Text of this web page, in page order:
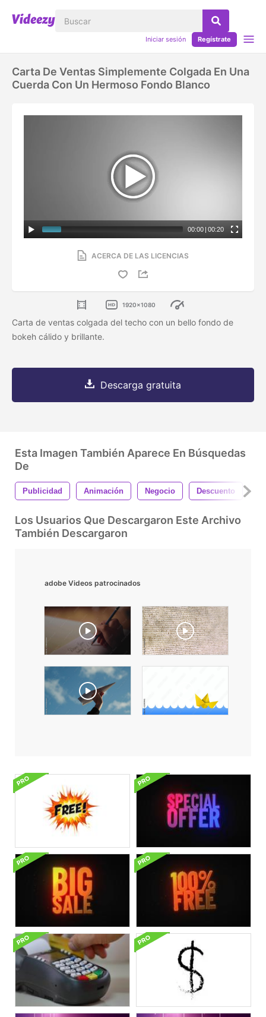
Iniciar sesión Regístrate
Carta De Ventas Simplemente Colgada En Una
Cuerda Con Un Hermoso Fondo Blanco
00:00 | 00:20
ACERCA DE LAS LICENCIAS
1920x1080
Carta de ventas colgada del techo con un bello fondo de
bokeh cálido y brillante.
Descarga gratuita
Esta Imagen También Aparece En Búsquedas
De
Publicidad Animación Negocio Descuento
Los Usuarios Que Descargaron Este Archivo
También Descargaron
adobe Videos patrocinados